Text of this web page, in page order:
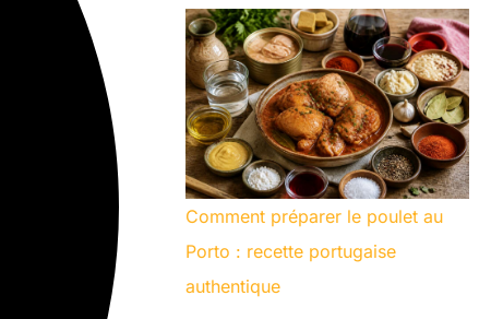
Comment préparer le poulet au
Porto : recette portugaise
authentique